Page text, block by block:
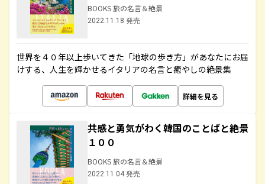
BOOKS 旅の名言＆絶景
2022.11.18 発売
世界を４０年以上歩いてきた「地球の歩き方」があなたにお届
けする、人生を輝かせるイタリアの名言と癒やしの絶景集
詳細を見る
共感と勇気がわく韓国のことばと絶景
１００
BOOKS 旅の名言＆絶景
2022.11.04 発売